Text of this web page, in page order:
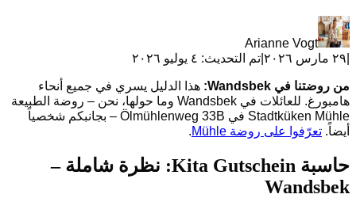
Arianne Vogt
٢٩ مارس ٢٠٢٦ تم التحديث: ٤ يوليو ٢٠٢٦
من روضتنا في Wandsbek:
هذا الدليل يسري في جميع أنحاء
هامبورغ. للعائلات في Wandsbek وما حولها، نحن – روضة الطبيعة
Stadtküken Mühle في Ölmühlenweg 33B – بجانبكم شخصياً
أيضاً. تعرّفوا على روضة Mühle .
حاسبة Kita Gutschein: نظرة شاملة –
Wandsbek